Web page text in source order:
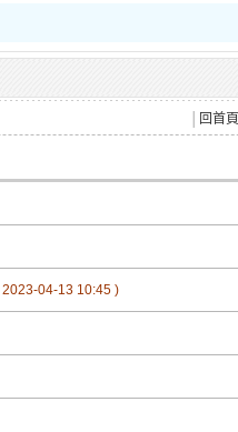
回首頁
04-13 10:45 )